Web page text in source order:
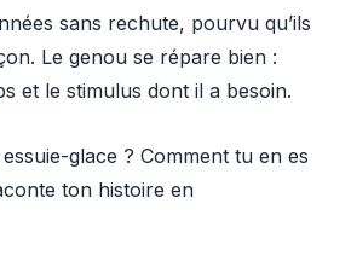
sans rechute, pourvu qu’ils
Le genou se répare bien :
et le stimulus dont il a besoin.
glace ? Comment tu en es
ton histoire en